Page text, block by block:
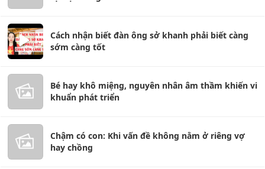
Cách nhận biết đàn ông sở khanh phải biết càng
sớm càng tốt
Bé hay khô miệng, nguyên nhân âm thầm khiến vi
khuẩn phát triển
Chậm có con: Khi vấn đề không nằm ở riêng vợ
hay chồng